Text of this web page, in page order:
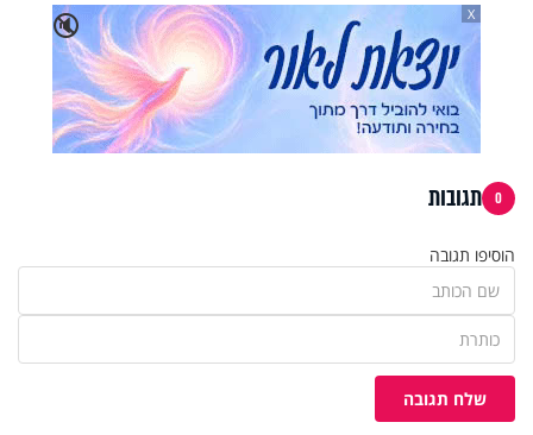
🔇
X
0 תגובות
הוסיפו תגובה
שלח תגובה